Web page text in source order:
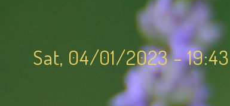
Sat, 04/01/2023 - 19:43